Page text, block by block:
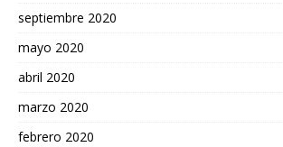
septiembre 2020
mayo 2020
abril 2020
marzo 2020
febrero 2020